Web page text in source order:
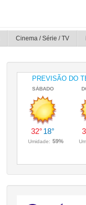
Cinema / Série / TV